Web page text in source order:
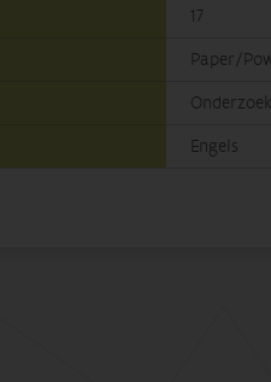
17
Paper/
Onderzoek
Engels